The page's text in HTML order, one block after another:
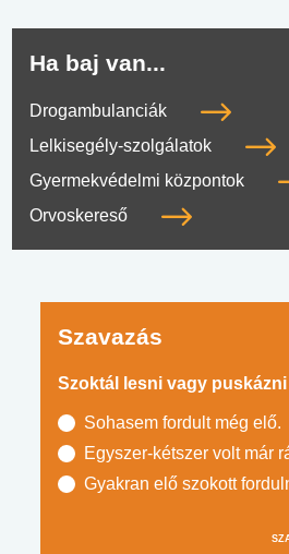
Ha baj van...
Drogambulanciák
Lelkisegély-szolgálatok
Gyermekvédelmi központok
Orvoskereső
Szavazás
Szoktál lesni vagy
Sohasem fordult még elő.
Egyszer-kétszer volt már
Gyakran elő szokott